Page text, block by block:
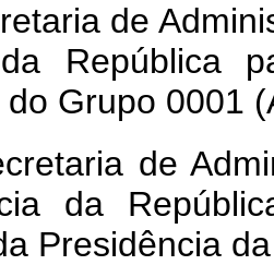
de
da República
Grupo 0001
de
da
Presidência